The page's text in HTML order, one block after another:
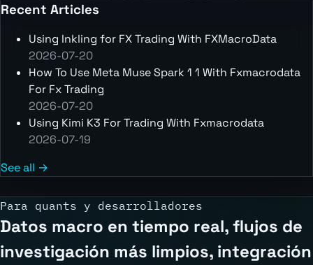
Recent Articles
Using Inkling for FX Trading With FXMacroData
2026-07-20
How To Use Meta Muse Spark 1 1 With Fxmacrodata
For Fx Trading
2026-07-20
Using Kimi K3 For Trading With Fxmacrodata
2026-07-19
See all →
Para quants y desarrolladores
Datos macro en tiempo real, flujos de
investigación más limpios, integración